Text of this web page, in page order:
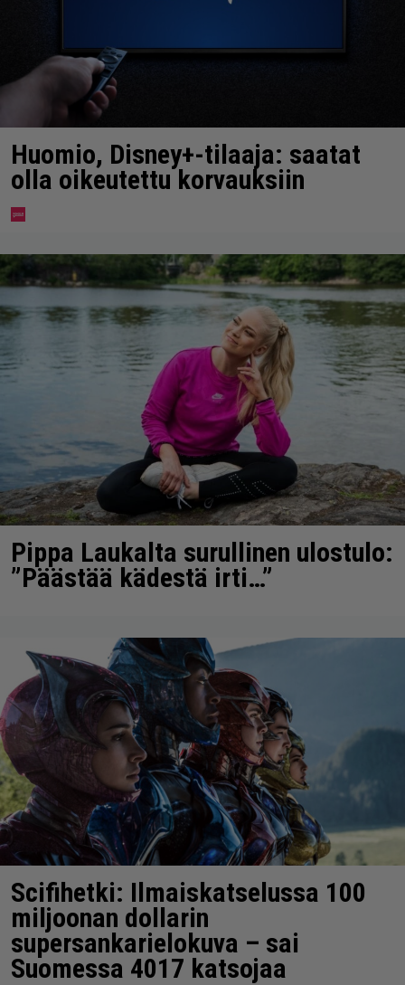
Huomio, Disney+-tilaaja: saatat
olla oikeutettu korvauksiin
Pippa Laukalta surullinen ulostulo:
”Päästää kädestä irti…”
Scifihetki: Ilmaiskatselussa 100
miljoonan dollarin
supersankarielokuva – sai
Suomessa 4017 katsojaa